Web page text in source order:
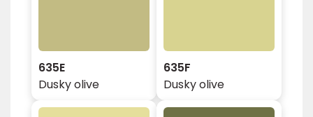
635E
Dusky olive
635F
Dusky olive